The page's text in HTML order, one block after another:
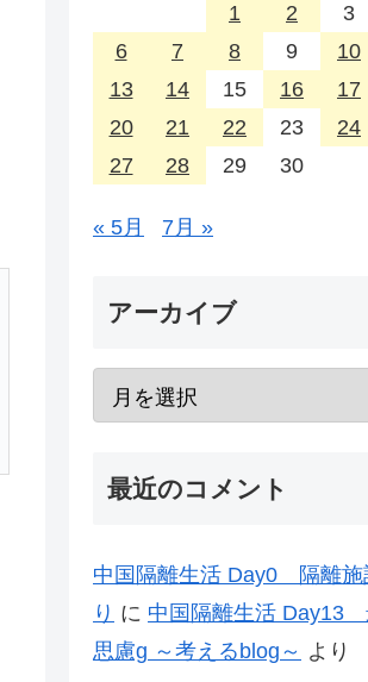
1 2 3
6
7 8 9 10
13
14 15 16 17
20
21 22 23 24
27
28 29 30
« 5月 7月 »
アーカイブ
最近のコメント
中国隔離生活 Day0 隔離施
り に 中国隔離生活 Day13
思慮g ～考えるblog～ より